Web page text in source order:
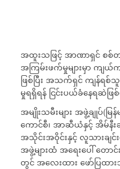
အထူးသဖြင့် အာဏာရှင် စစ်တ
အကြမ်းဖက်မှုများမှာ ကျယ်
ဖြစ်ပြီး အသက်ရှင် ကျန်ရစ်
မှုရရှိရန် ငြင်းပယ်ခံနေရဆဲဖြ
အမျိုးသမီးများ အဖွဲ့ချုပ်(မ
ကောင်စီ၊ အာဆီယံနှင့် အိမ်နီးခ
အသိုင်းအဝိုင်းနှင့် လူသားချ
အဖွဲ့များထံ အရေးပေါ် တေ
တွင် အလေးထား ဖော်ပြ